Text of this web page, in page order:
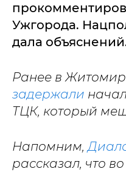
Ужгорода.
дала
Ранее в
задержали
ТЦК, который
Напомним,
рассказал, что